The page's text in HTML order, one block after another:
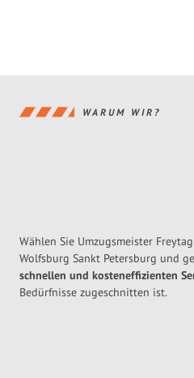
WARUM WIR?
Wählen Sie Umzugsmeister
Wolfsburg Sankt Petersburg und
schnellen und kosteneffizienten
Bedürfnisse zugeschnitten ist.